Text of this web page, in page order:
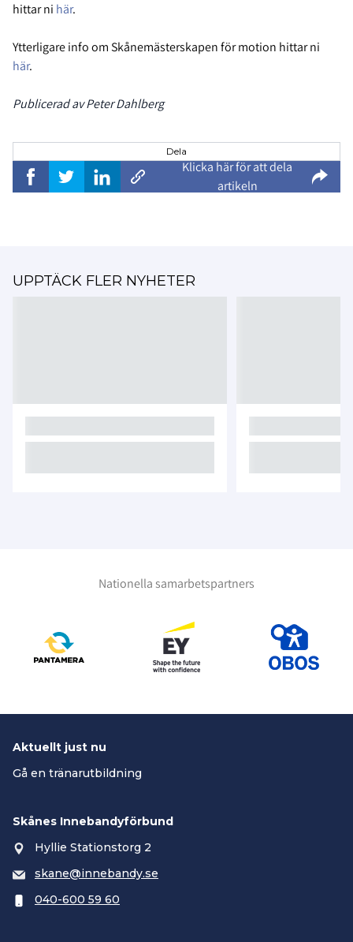
hittar ni här.
Ytterligare info om Skånemästerskapen för motion hittar ni
här.
Publicerad av Peter Dahlberg
Dela
Klicka här för att dela
artikeln
UPPTÄCK FLER NYHETER
Nationella samarbetspartners
Aktuellt just nu
Gå en tränarutbildning
Skånes Innebandyförbund
Hyllie Stationstorg 2
skane@innebandy.se
040-600 59 60